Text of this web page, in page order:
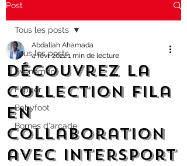
Post
Tous les posts
Évènement
Flipper
Babyfoot
Bornes d'arcade
Tous les posts
Découvrez la
collection Fila
en
collaboration
avec Intersport
Abdallah Ahamada
4 févr. 20221 min de lecture